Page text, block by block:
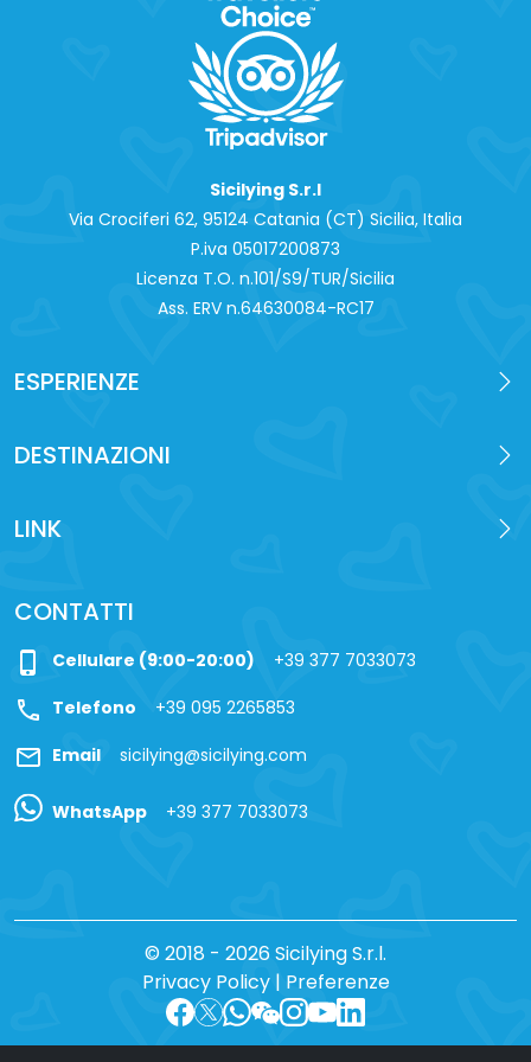
Sicilying S.r.l
Via Crociferi 62, 95124 Catania (CT) Sicilia, Italia
P.iva 0‍5017200873
Licenza T.O. n.101/S9/TUR/Sicilia
Ass. ERV n.64630084-RC17
ESPERIENZE
DESTINAZIONI
LINK
CONTATTI
phone_iphone Cellulare (9:00-20:00) +39 377 7033073
call Telefono +39 095 2265853
mail Email sicilying@sicilying.com
WhatsApp +39 377 7033073
© 2018 - 2026 Sicilying S.r.l.
Privacy Policy| Preferenze